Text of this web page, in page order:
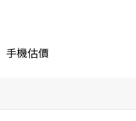
手機估價